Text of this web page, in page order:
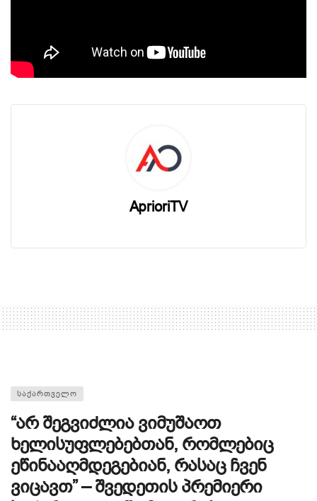
AprioriTV
ᲡᲐᲥᲐᲠᲗᲕᲔᲚᲝ
“არ შეგვიძლია ვიმუშაოთ
ხელისუფლებებთან, რომლებიც
ეწინააღმდეგებიან, რასაც ჩვენ
ვიცავთ” – შვედეთის პრემიერი